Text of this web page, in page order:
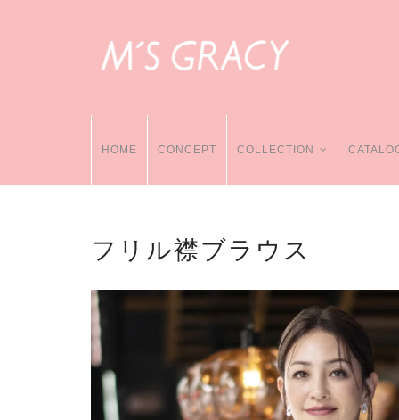
HOME CONCEPT COLLECTION
フリル襟ブラウス